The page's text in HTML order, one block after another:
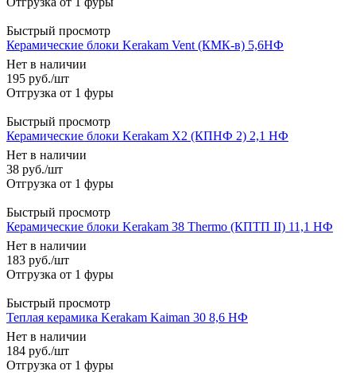
Быстрый просмотр
Керамические блоки Kerakam Vent (КМК-в) 5,6НФ
Нет в наличии
195 руб./шт
Быстрый просмотр
Керамические блоки Kerakam X2 (КПНФ 2) 2,1 НФ
Нет в наличии
38 руб./шт
Быстрый просмотр
Керамические блоки Kerakam 38 Thermo (КПТП II) 11,1 НФ
Нет в наличии
183 руб./шт
Быстрый просмотр
Теплая керамика Kerakam Kaiman 30 8,6 НФ
Нет в наличии
184 руб./шт